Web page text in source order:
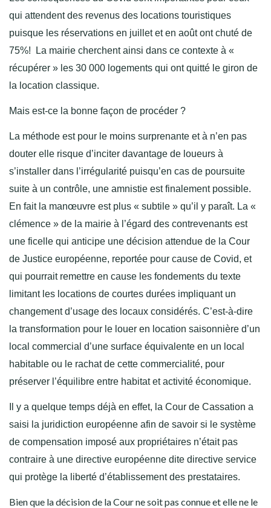
qui attendent des revenus des locations touristiques
puisque les réservations en juillet et en août ont chuté de
75%!
La mairie cherchent ainsi dans ce contexte à «
récupérer » les 30 000 logements qui ont quitté le giron de
la location classique.
Mais est-ce la bonne façon de procéder ?
La méthode est pour le moins surprenante et à n’en pas
douter elle risque d’inciter davantage de loueurs à
s’installer dans l’irrégularité puisqu’en cas de poursuite
suite à un contrôle, une amnistie est finalement possible.
En fait la manœuvre est plus « subtile » qu’il y paraît. La «
clémence » de la mairie à l’égard des contrevenants est
une ficelle qui anticipe une décision attendue de la Cour
de Justice européenne, reportée pour cause de Covid, et
qui pourrait remettre en cause les fondements du texte
limitant les locations de courtes durées impliquant un
changement d’usage des locaux considérés. C’est-à-dire
la transformation pour le louer en location saisonnière d’un
local commercial d’une surface équivalente en un local
habitable ou le rachat de cette commercialité, pour
préserver l’équilibre entre habitat et activité économique.
Il y a quelque temps déjà en effet, la Cour de Cassation a
saisi la juridiction européenne afin de savoir si le système
de compensation imposé aux propriétaires n’était pas
contraire à une directive européenne dite directive service
qui protège la liberté d’établissement des prestataires.
Bien que la décision de la Cour ne soit pas connue et elle ne le